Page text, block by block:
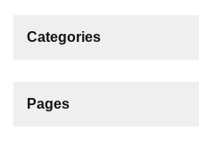
Categories
For Sale
Pages